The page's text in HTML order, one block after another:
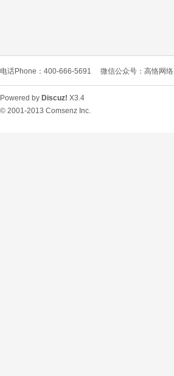
L
电话Phone：400-666-5691 微信公众号：高恪网络
Powered by Discuz! X3.4
© 2001-2013 Comsenz Inc.